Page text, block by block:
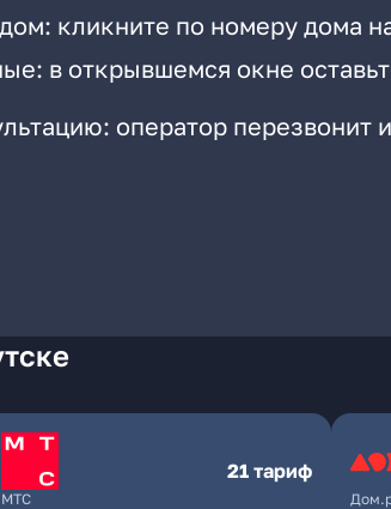
кликните по номеру дома
в открывшемся окне
оператор перезвонит
МТС
21 тариф